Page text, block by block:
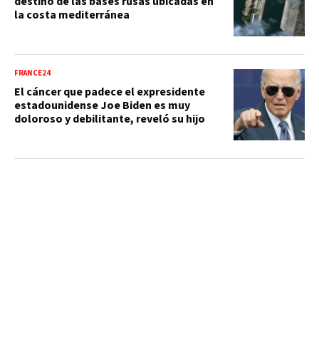
la costa mediterránea
FRANCE24
El cáncer que padece el expresidente
estadounidense Joe Biden es muy
doloroso y debilitante, reveló su hijo